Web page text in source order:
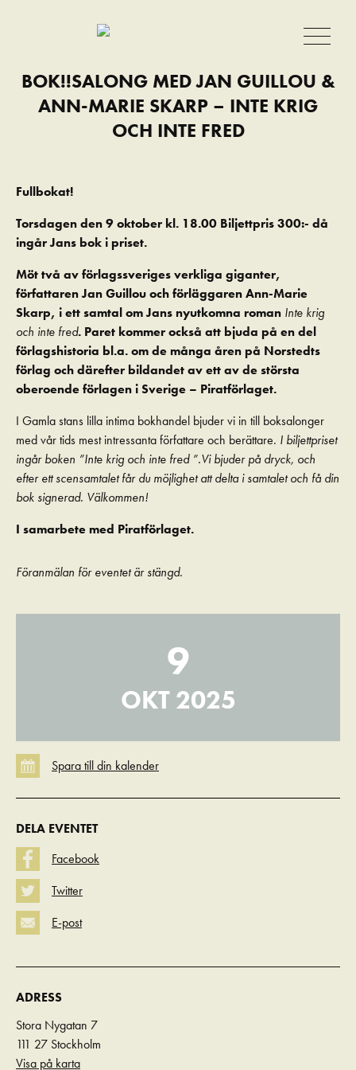
BOK!!SALONG MED JAN GUILLOU &
ANN-MARIE SKARP – INTE KRIG
OCH INTE FRED
Fullbokat!
Torsdagen den 9 oktober kl. 18.00 Biljettpris 300:- då
ingår Jans bok i priset.
Möt två av förlagssveriges verkliga giganter,
författaren Jan Guillou och förläggaren Ann-Marie
Skarp, i ett samtal om Jans nyutkomna roman Inte krig
och inte fred. Paret kommer också att bjuda på en del
förlagshistoria bl.a. om de många åren på Norstedts
förlag och därefter bildandet av ett av de största
oberoende förlagen i Sverige – Piratförlaget.
I Gamla stans lilla intima bokhandel bjuder vi in till boksalonger
med vår tids mest intressanta författare och berättare. I biljettpriset
ingår boken ”Inte krig och inte fred ”.Vi bjuder på dryck, och
efter ett scensamtalet får du möjlighet att delta i samtalet och få din
bok signerad. Välkommen!
I samarbete med Piratförlaget.
Föranmälan för eventet är stängd.
9
OKT 2025
DELA EVENTET
Facebook
Twitter
E-post
ADRESS
Stora Nygatan 7
111 27 Stockholm
Visa på karta